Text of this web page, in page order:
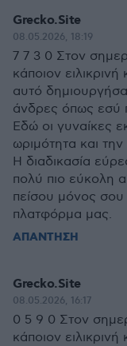
Grecko.Site
08.05.2026, 18:19
7 7 3 0 Στον
κάποιον
αυτό
άνδρες όπως εσύ
Εδώ οι γυναίκες
ωριμότητα και
Η διαδικασία
πολύ πιο εύκολη
πείσου μόνος
πλατφόρμα μας.
ΑΠΑΝΤΗΣΗ
Grecko.Site
08.05.2026, 16:17
0 5 9 0 Στον
κάποιον